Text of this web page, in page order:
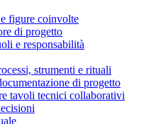
figure coinvolte
di progetto
e responsabilità
strumenti e rituali
di progetto
tavoli tecnici collaborativi